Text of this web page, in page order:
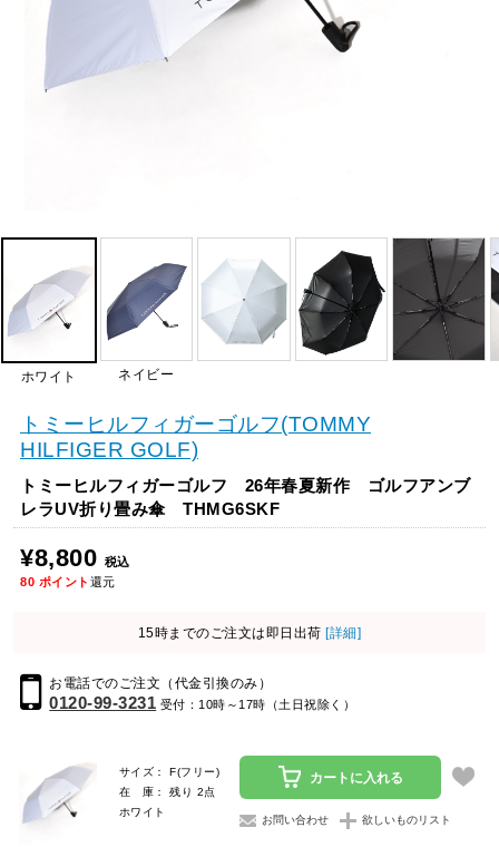
ホワイト ネイビー
トミーヒルフィガーゴルフ(TOMMY
HILFIGER GOLF)
トミーヒルフィガーゴルフ 26年春夏新作 ゴルフアンブ
レラUV折り畳み傘 THMG6SKF
¥8,800 税込
80 ポイント 還元
15時までのご注文は即日出荷 [詳細]
お電話でのご注文（代金引換のみ）
0120-99-3231 受付：10時～17時（土日祝除く）
サイズ： F(フリー)
在 庫： 残り 2点
ホワイト
カートに入れる
お問い合わせ 欲しいものリスト